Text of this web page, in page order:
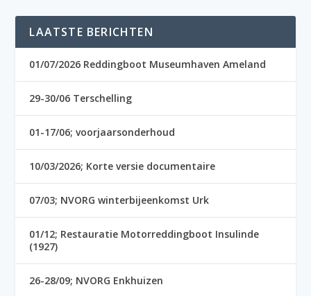
LAATSTE BERICHTEN
01/07/2026 Reddingboot Museumhaven Ameland
29-30/06 Terschelling
01-17/06; voorjaarsonderhoud
10/03/2026; Korte versie documentaire
07/03; NVORG winterbijeenkomst Urk
01/12; Restauratie Motorreddingboot Insulinde
(1927)
26-28/09; NVORG Enkhuizen